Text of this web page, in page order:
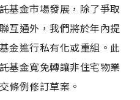
基金市場發展，除了爭取
互通外，我們將於年內提
金進行私有化或重組。此
基金寬免轉讓非住宅物業
條例修訂草案。